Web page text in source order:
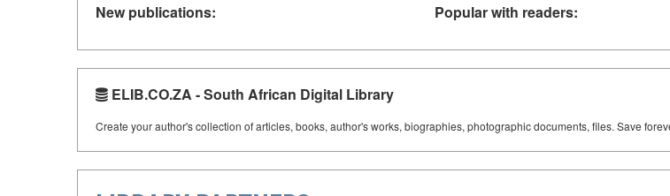
New publications: Popular with readers:
ELIB.CO.ZA - South African Digital Library
Create your author's collection of articles, books, author's works, biographies, photographic documents, files. Save